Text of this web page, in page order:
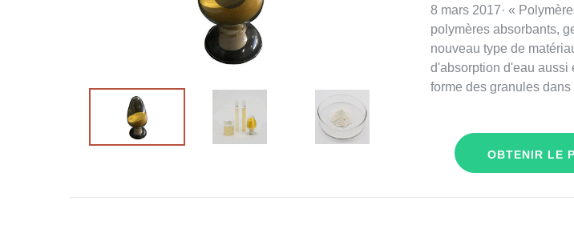
8 mars 2017· «
polymères absorbants,
nouveau type de
d'absorption d'eau aussi
forme des granules
OBTENIR LE